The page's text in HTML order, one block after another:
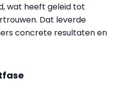
wat heeft geleid tot
Dat leverde
concrete resultaten en